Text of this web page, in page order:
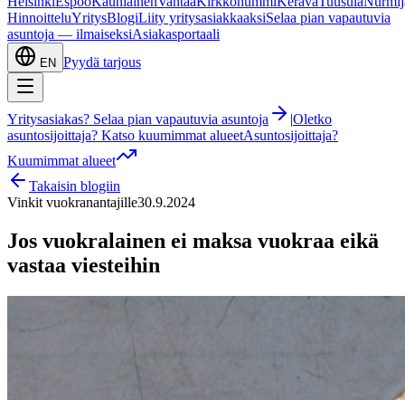
HinnoitteluYritysBlogiLiity yritysasiakkaaksiSelaa pian vapautuvia
asuntoja — ilmaiseksiAsiakasportaali
EN Pyydä tarjous
Yritysasiakas? Selaa pian vapautuvia asuntoja |Oletko
asuntosijoittaja? Katso kuumimmat alueetAsuntosijoittaja?
Kuumimmat alueet
Takaisin blogiin
Vinkit vuokranantajille30.9.2024
Jos vuokralainen ei maksa vuokraa eikä
vastaa viesteihin